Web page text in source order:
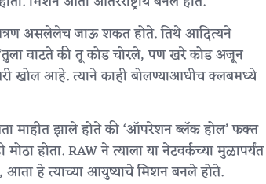
असलेलेच जाऊ शकत होते. तिथे आदित्यने
वाटते की तू कोड चोरले, पण खरे कोड अजून
खोल आहे. त्याने काही बोलण्याआधीच क्लबमध्ये
माहीत झाले होते की ‘ऑपरेशन ब्लॅक होल’ फक्त
होता. RAW ने त्याला या नेटवर्कच्या मुळापर्यंत
आता हे त्याच्या आयुष्याचे मिशन बनले होते.